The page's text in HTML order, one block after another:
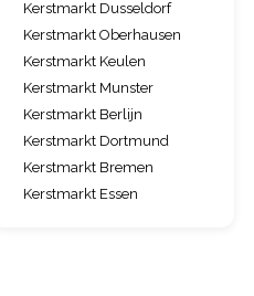
Kerstmarkt Dusseldorf
Kerstmarkt Oberhausen
Kerstmarkt Keulen
Kerstmarkt Munster
Kerstmarkt Berlijn
Kerstmarkt Dortmund
Kerstmarkt Bremen
Kerstmarkt Essen